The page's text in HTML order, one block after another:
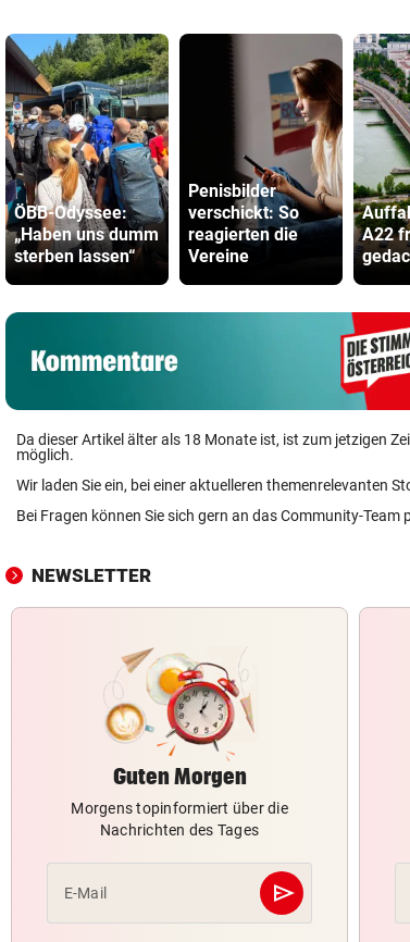
ÖBB-Odyssee:
„Haben uns dumm
sterben lassen“
Penisbilder
verschickt: So
reagierten die
Vereine
A22
Da dieser Artikel älter als 18 Monate ist, ist zum jetzigen
möglich.
Wir laden Sie ein, bei einer aktuelleren themenrelevanten
Bei Fragen können Sie sich gern an das Community-Team
NEWSLETTER
Guten Morgen
Morgens topinformiert über die
Nachrichten des Tages
E-Mail send
Abschicken